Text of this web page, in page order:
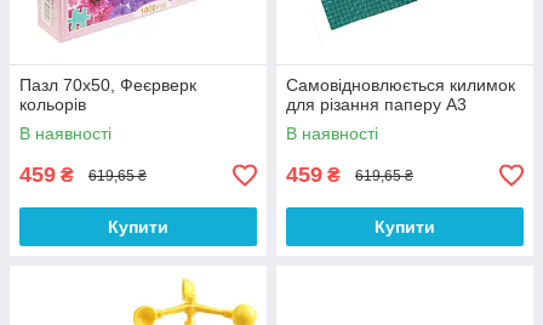
Пазл 70х50, Феєрверк
кольорів
В наявності
459 ₴ 619,65 ₴
Купити
Самовідновлюється килимок
для різання паперу А3
В наявності
459 ₴ 619,65 ₴
Купити